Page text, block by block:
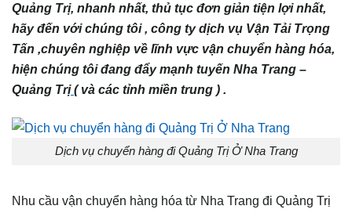
Quảng Trị, nhanh nhất, thủ tục đơn giản tiện lợi nhất,
hãy đến với chúng tôi , công ty dịch vụ Vận Tải Trọng
Tấn ,chuyên nghiệp về lĩnh vực vận chuyển hàng hóa,
hiện chúng tôi đang đẩy mạnh tuyến Nha Trang –
Quảng Trị ( và các tỉnh miền trung ) .
Dịch vụ chuyển hàng đi Quảng Trị Ở Nha Trang
Nhu cầu vận chuyển hàng hóa từ Nha Trang đi Quảng Trị